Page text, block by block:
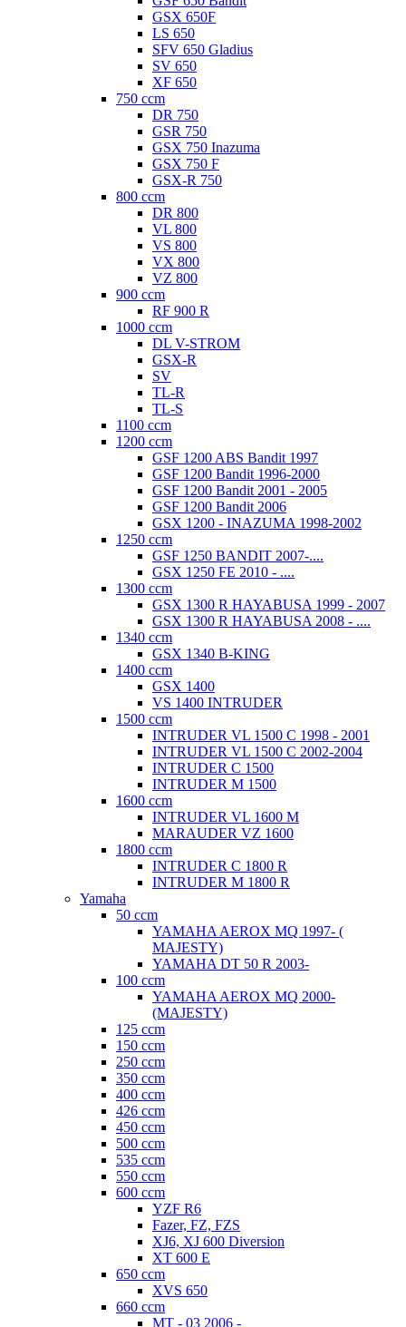
GSX 650F
LS 650
SFV 650 Gladius
SV 650
XF 650
750 ccm
DR 750
GSR 750
GSX 750 Inazuma
GSX 750 F
GSX-R 750
800 ccm
DR 800
VL 800
VS 800
VX 800
VZ 800
900 ccm
RF 900 R
1000 ccm
DL V-STROM
GSX-R
SV
TL-R
TL-S
1100 ccm
1200 ccm
GSF 1200 ABS Bandit 1997
GSF 1200 Bandit 1996-2000
GSF 1200 Bandit 2001 - 2005
GSF 1200 Bandit 2006
GSX 1200 - INAZUMA 1998-2002
1250 ccm
GSF 1250 BANDIT 2007-....
GSX 1250 FE 2010 - ....
1300 ccm
GSX 1300 R HAYABUSA 1999 - 2007
GSX 1300 R HAYABUSA 2008 - ....
1340 ccm
GSX 1340 B-KING
1400 ccm
GSX 1400
VS 1400 INTRUDER
1500 ccm
INTRUDER VL 1500 C 1998 - 2001
INTRUDER VL 1500 C 2002-2004
INTRUDER C 1500
INTRUDER M 1500
1600 ccm
INTRUDER VL 1600 M
MARAUDER VZ 1600
1800 ccm
INTRUDER C 1800 R
INTRUDER M 1800 R
Yamaha
50 ccm
YAMAHA AEROX MQ 1997- (
MAJESTY)
YAMAHA DT 50 R 2003-
100 ccm
YAMAHA AEROX MQ 2000-
(MAJESTY)
125 ccm
150 ccm
250 ccm
350 ccm
400 ccm
426 ccm
450 ccm
500 ccm
535 ccm
550 ccm
600 ccm
YZF R6
Fazer, FZ, FZS
XJ6, XJ 600 Diversion
XT 600 E
650 ccm
XVS 650
660 ccm
MT - 03 2006 -